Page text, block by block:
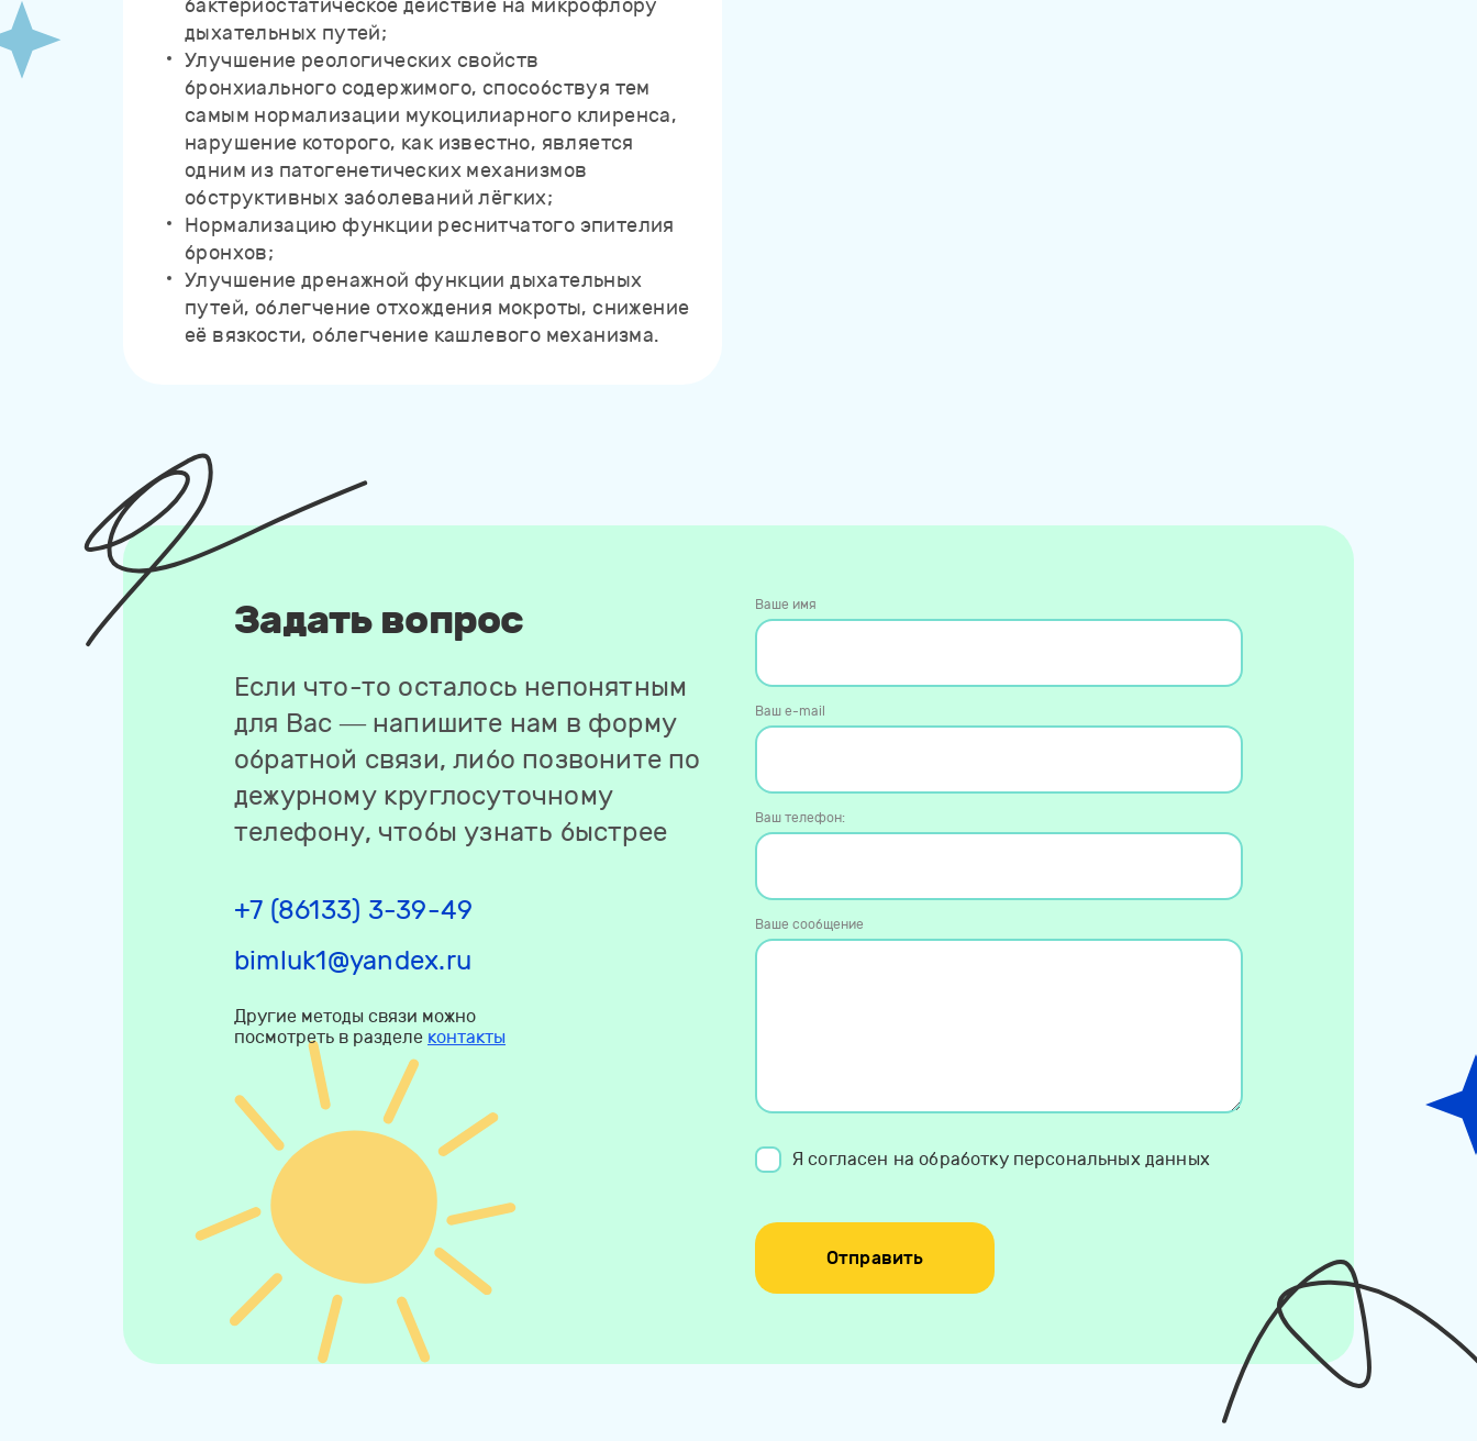
бактериостатическое действие на микрофлору
дыхательных путей;
Улучшение реологических свойств
бронхиального содержимого, способствуя тем
самым нормализации мукоцилиарного клиренса,
нарушение которого, как известно, является
одним из патогенетических механизмов
обструктивных заболеваний лёгких;
Нормализацию функции реснитчатого эпителия
бронхов;
Улучшение дренажной функции дыхательных
путей, облегчение отхождения мокроты, снижение
её вязкости, облегчение кашлевого механизма.
Задать вопрос
Если что-то осталось непонятным
для Вас — напишите нам в форму
обратной связи, либо позвоните по
дежурному круглосуточному
телефону, чтобы узнать быстрее
+7 (86133) 3-39-49
bimluk1@yandex.ru
Другие методы связи можно
посмотреть в разделе контакты
Ваше имя
Ваш e-mail
Ваш телефон:
Ваше сообщение
Я согласен на обработку персональных данных